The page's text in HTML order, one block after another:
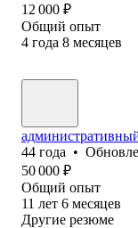
12 000 ₽
Общий опыт
4 года 8 месяцев
44 года •
50 000 ₽
Общий опыт
11 лет 6 месяцев
Другие резюме